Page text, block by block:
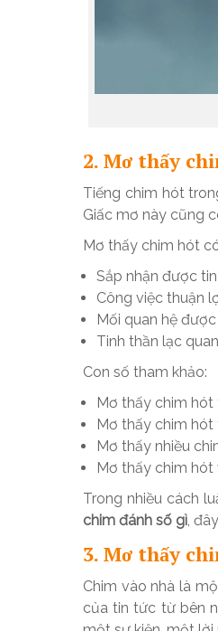
2. Mơ thấy
Tiếng chim hót
Giấc mơ này cũng
Mơ thấy chim hót
Sắp nhận được
Công việc thuận
Mối quan hệ
Tinh thần lạc
Con số tham khảo:
Mơ thấy chim hót
Mơ thấy chim hót
Mơ thấy nhiều
Mơ thấy chim hót
Trong nhiều cách
chim đánh số gì,
3. Mơ thấy
Chim vào nhà là
của tin tức từ bên